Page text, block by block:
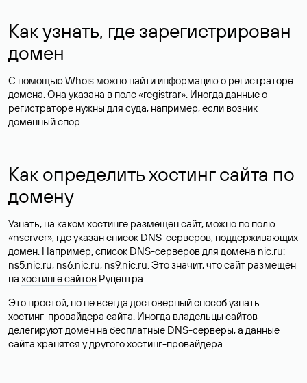
Как узнать, где зарегистрирован
домен
С помощью Whois можно найти информацию о регистраторе
домена. Она указана в поле «registrar». Иногда данные о
регистраторе нужны для суда, например, если возник
доменный спор.
Как определить хостинг сайта по
домену
Узнать, на каком хостинге размещен сайт, можно по полю
«nserver», где указан список DNS-серверов, поддерживающих
домен. Например, список DNS-серверов для домена nic.ru:
ns5.nic.ru, ns6.nic.ru, ns9.nic.ru. Это значит, что сайт размещен
на хостинге сайтов Руцентра.
Это простой, но не всегда достоверный способ узнать
хостинг-провайдера сайта. Иногда владельцы сайтов
делегируют домен на бесплатные DNS-серверы, а данные
сайта хранятся у другого хостинг-провайдера.